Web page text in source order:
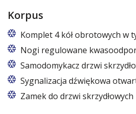
Korpus
Komplet 4 kół obrotowych w
Nogi regulowane
Nogi z regulacją w zakresie
Samodomykacz drzwi
Sygnalizacja dźwiękowa
Zamek do drzwi skrzydłowych